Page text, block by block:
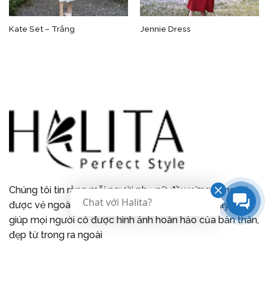
Kate Set – Trắng Jennie Dress
Chúng tôi tin rằng mỗi người phụ nữ đều xứng đáng có
được vẻ ngoài thanh lịch tự tin. Và chúng tôi ở đây để
giúp mọi người có được hình ảnh hoàn hảo của bản thân,
đẹp từ trong ra ngoài
Chat với Halita?